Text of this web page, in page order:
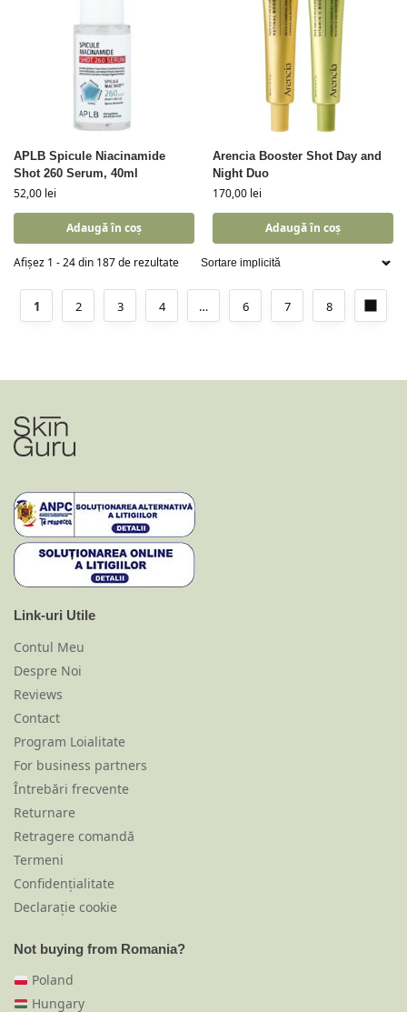
APLB Spicule Niacinamide
Shot 260 Serum, 40ml
52,00 lei
Adaugă în coș
Arencia Booster Shot Day and
Night Duo
170,00 lei
Adaugă în coș
Afișez 1 - 24 din 187 de rezultate
1 2 3 4 … 6 7 8
Link-uri Utile
Contul Meu
Despre Noi
Reviews
Contact
Program Loialitate
For business partners
Întrebări frecvente
Returnare
Retragere comandă
Termeni
Confidențialitate
Declarație cookie
Not buying from Romania?
Poland
Hungary